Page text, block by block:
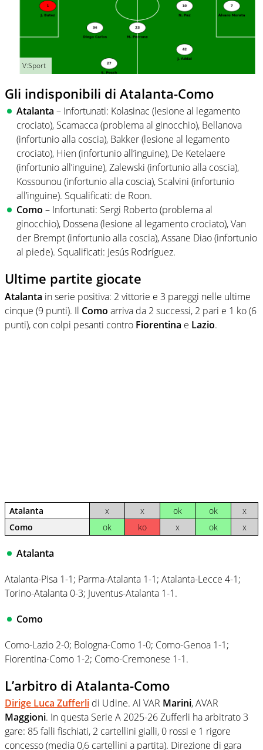
V:Sport
Gli indisponibili di Atalanta-Como
Atalanta – Infortunati: Kolasinac (lesione al legamento
crociato), Scamacca (problema al ginocchio), Bellanova
(infortunio alla coscia), Bakker (lesione al legamento
crociato), Hien (infortunio all’inguine), De Ketelaere
(infortunio all’inguine), Zalewski (infortunio alla coscia),
Kossounou (infortunio alla coscia), Scalvini (infortunio
all’inguine). Squalificati: de Roon.
Como – Infortunati: Sergi Roberto (problema al
ginocchio), Dossena (lesione al legamento crociato), Van
der Brempt (infortunio alla coscia), Assane Diao (infortunio
al piede). Squalificati: Jesús Rodríguez.
Ultime partite giocate
Atalanta in serie positiva: 2 vittorie e 3 pareggi nelle ultime
cinque (9 punti). Il Como arriva da 2 successi, 2 pari e 1 ko (6
punti), con colpi pesanti contro Fiorentina e Lazio.
Atalanta x x ok ok
x
Como
ok ko x ok x
Atalanta
Atalanta-Pisa 1-1; Parma-Atalanta 1-1; Atalanta-Lecce 4-1;
Torino-Atalanta 0-3; Juventus-Atalanta 1-1.
Como
Como-Lazio 2-0; Bologna-Como 1-0; Como-Genoa 1-1;
Fiorentina-Como 1-2; Como-Cremonese 1-1.
L’arbitro di Atalanta-Como
Dirige Luca Zufferli di Udine. Al VAR Marini, AVAR
Maggioni. In questa Serie A 2025-26 Zufferli ha arbitrato 3
gare: 85 falli fischiati, 2 cartellini gialli, 0 rossi e 1 rigore
concesso (media 0,6 cartellini a partita). Direzione di gara